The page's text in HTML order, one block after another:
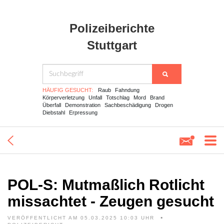
Polizeiberichte
Stuttgart
HÄUFIG GESUCHT: Raub
Fahndung
Körperverletzung
Unfall Totschlag Mord
Brand
Überfall
Demonstration Sachbeschädigung
Drogen
Diebstahl
Erpressung
POL-S: Mutmaßlich Rotlicht
missachtet - Zeugen gesucht
VERÖFFENTLICHT AM 05.03.2025 10:03 UHR